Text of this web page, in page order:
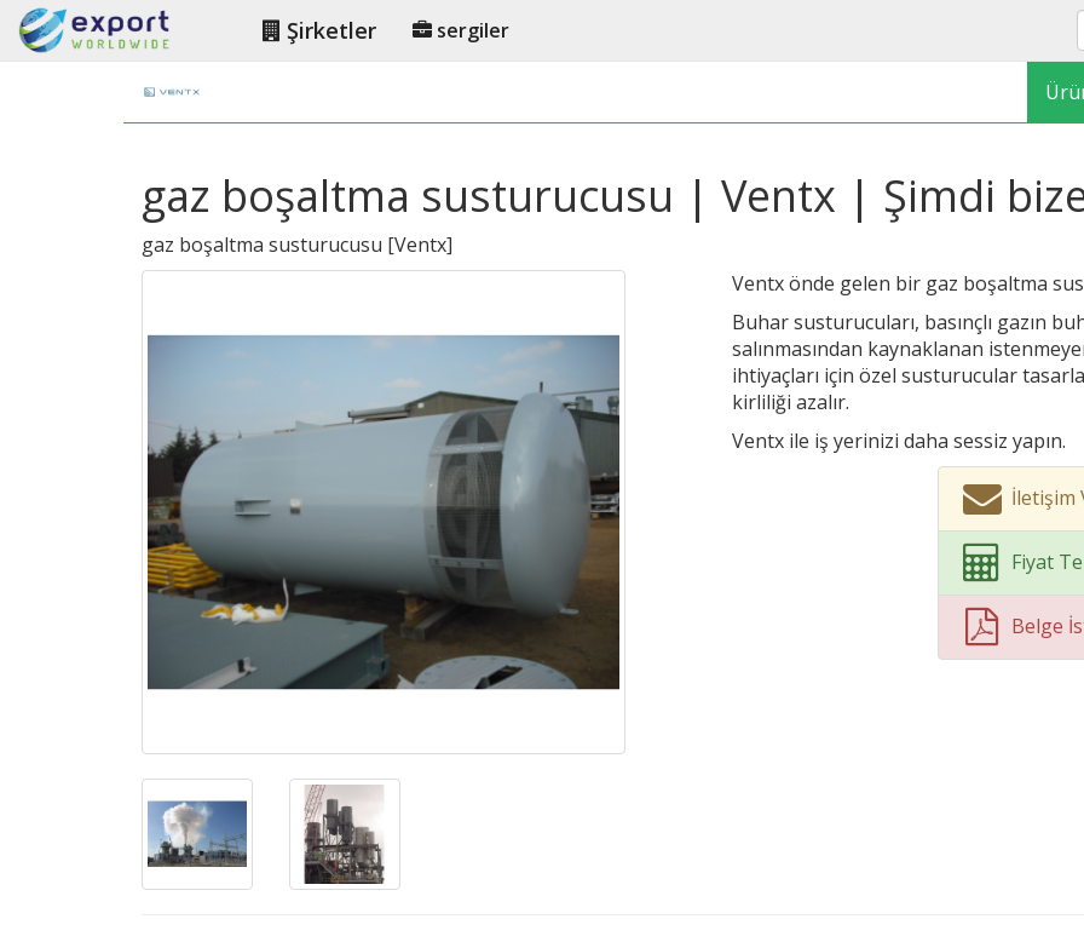
Şirketler sergiler
gaz boşaltma susturucusu | Ventx | Şimdi
gaz boşaltma susturucusu [Ventx]
Ventx önde gelen bir gaz boşaltma
Buhar susturucuları, basınçlı gazın
salınmasından kaynaklanan
ihtiyaçları için özel susturucular
kirliliği azalır.
Ventx ile iş yerinizi daha sessiz yapın.
İletişim
Fiyat
Belge